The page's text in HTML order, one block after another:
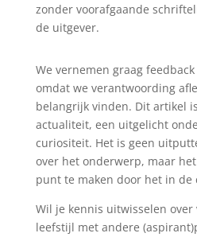
zonder voorafgaande
de uitgever.
We vernemen graag
omdat we verantwoording
belangrijk vinden. Dit artikel
actualiteit, een uitgelicht
curiositeit. Het is geen
over het onderwerp, maar
punt te maken door het in de
Wil je kennis uitwisselen
leefstijl met andere